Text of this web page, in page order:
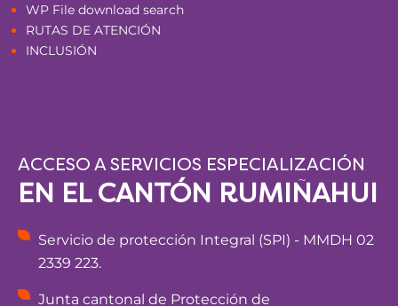
WP File download search
RUTAS DE ATENCIÓN
INCLUSIÓN
ACCESO A SERVICIOS ESPECIALIZACIÓN
EN EL CANTÓN RUMIÑAHUI
Servicio de protección Integral (SPI) - MMDH 02
2339 223.
Junta cantonal de Protección de